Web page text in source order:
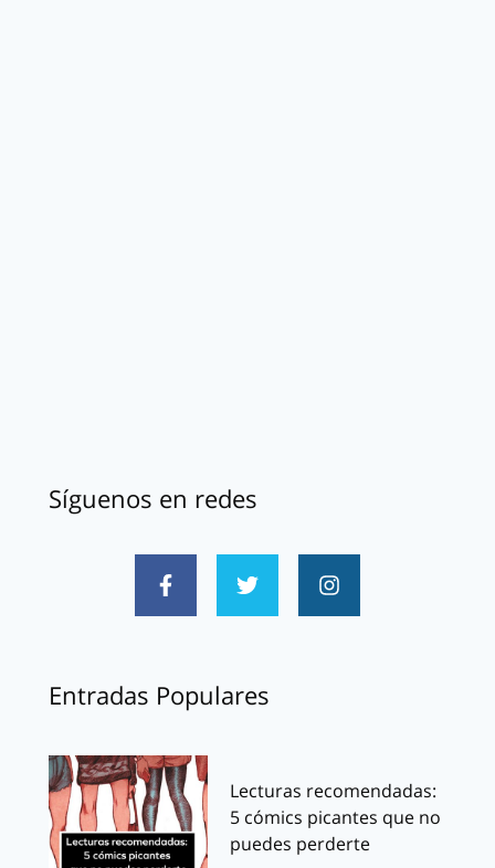
Síguenos en redes
Entradas Populares
Lecturas recomendadas:
5 cómics picantes que no
puedes perderte